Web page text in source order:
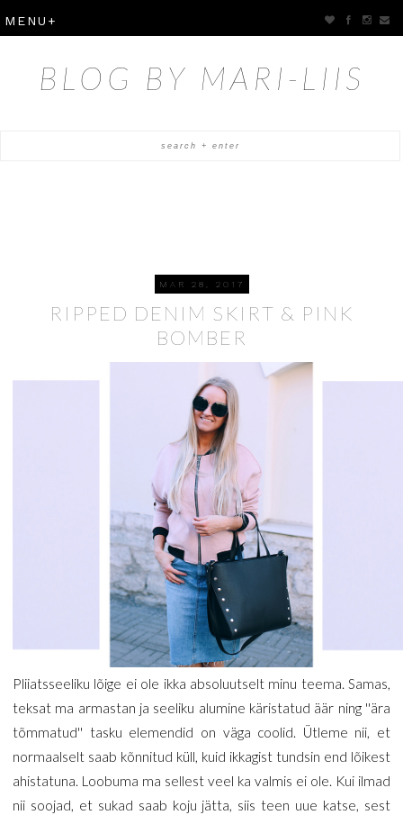
BLOG BY MARI-LIIS
MAR 28, 2017
RIPPED DENIM SKIRT & PINK
BOMBER
Pliiatsseeliku lõige ei ole ikka absoluutselt minu teema. Samas,
teksat ma armastan ja seeliku alumine käristatud äär ning ''ära
tõmmatud'' tasku elemendid on väga coolid. Ütleme nii, et
normaalselt saab kõnnitud küll, kuid ikkagist tundsin end lõikest
ahistatuna. Loobuma ma sellest veel ka valmis ei ole. Kui ilmad
nii soojad, et sukad saab koju jätta, siis teen uue katse, sest